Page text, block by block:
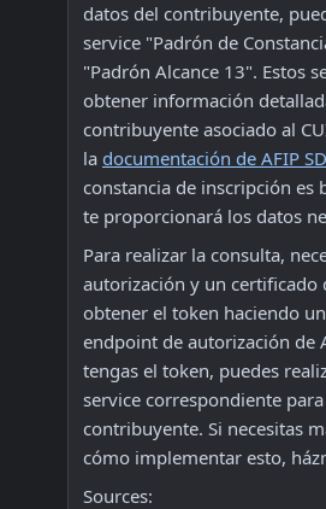
datos del contribuyente,
service "Padrón de
"Padrón Alcance 13". Estos
obtener información
contribuyente asociado al
la documentación de AFIP
constancia de inscripción es
te proporcionará los datos
Para realizar la consulta,
autorización y un certificado
obtener el token haciendo
endpoint de autorización de
tengas el token, puedes
service correspondiente
contribuyente. Si necesitas
cómo implementar esto,
Sources: